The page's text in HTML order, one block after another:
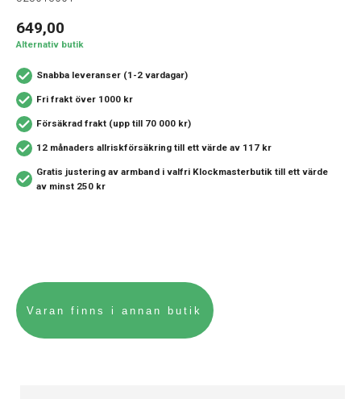
649,00
Alternativ butik
Snabba leveranser (1-2 vardagar)
Fri frakt över 1000 kr
Försäkrad frakt (upp till 70 000 kr)
12 månaders allriskförsäkring till ett värde av 117 kr
Gratis justering av armband i valfri Klockmasterbutik till ett värde
av minst 250 kr